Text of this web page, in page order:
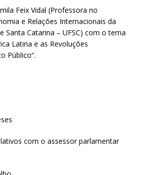
Feix Vidal (Professora no
e Relações Internacionais da
Santa Catarina – UFSC) com o tema
Latina e as Revoluções
Público”.
com o assessor parlamentar